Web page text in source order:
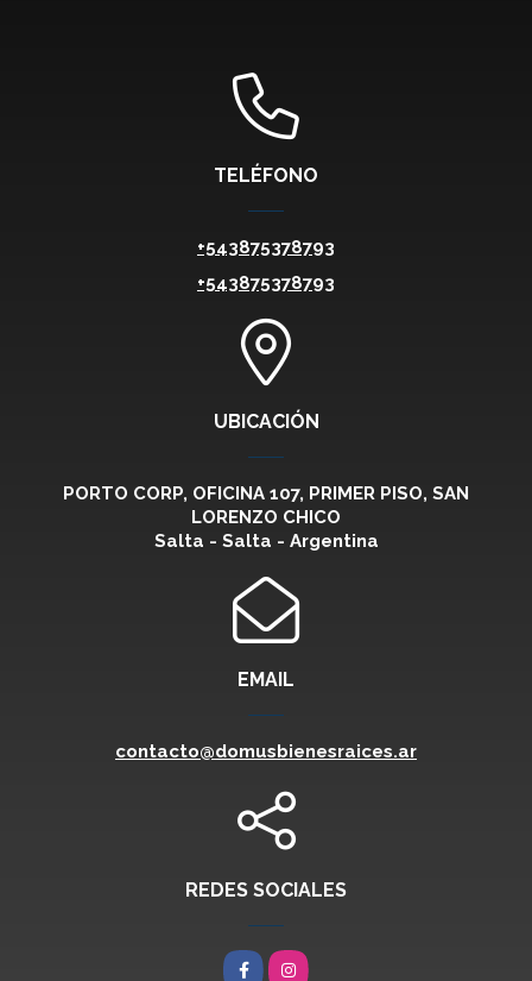
TELÉFONO
+543875378793
+543875378793
UBICACIÓN
PORTO CORP, OFICINA 107, PRIMER PISO, SAN
LORENZO CHICO
Salta - Salta - Argentina
EMAIL
contacto@domusbienesraices.ar
REDES SOCIALES
FacebookInstagram